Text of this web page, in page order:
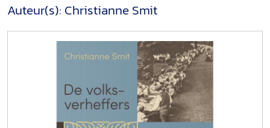
Auteur(s): Christianne Smit